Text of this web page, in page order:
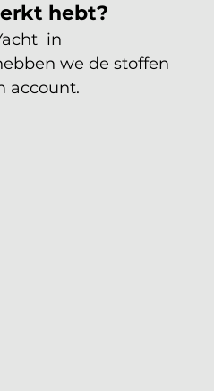
hebt?
in
we de stoffen
account.